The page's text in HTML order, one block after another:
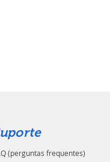
(perguntas frequentes)